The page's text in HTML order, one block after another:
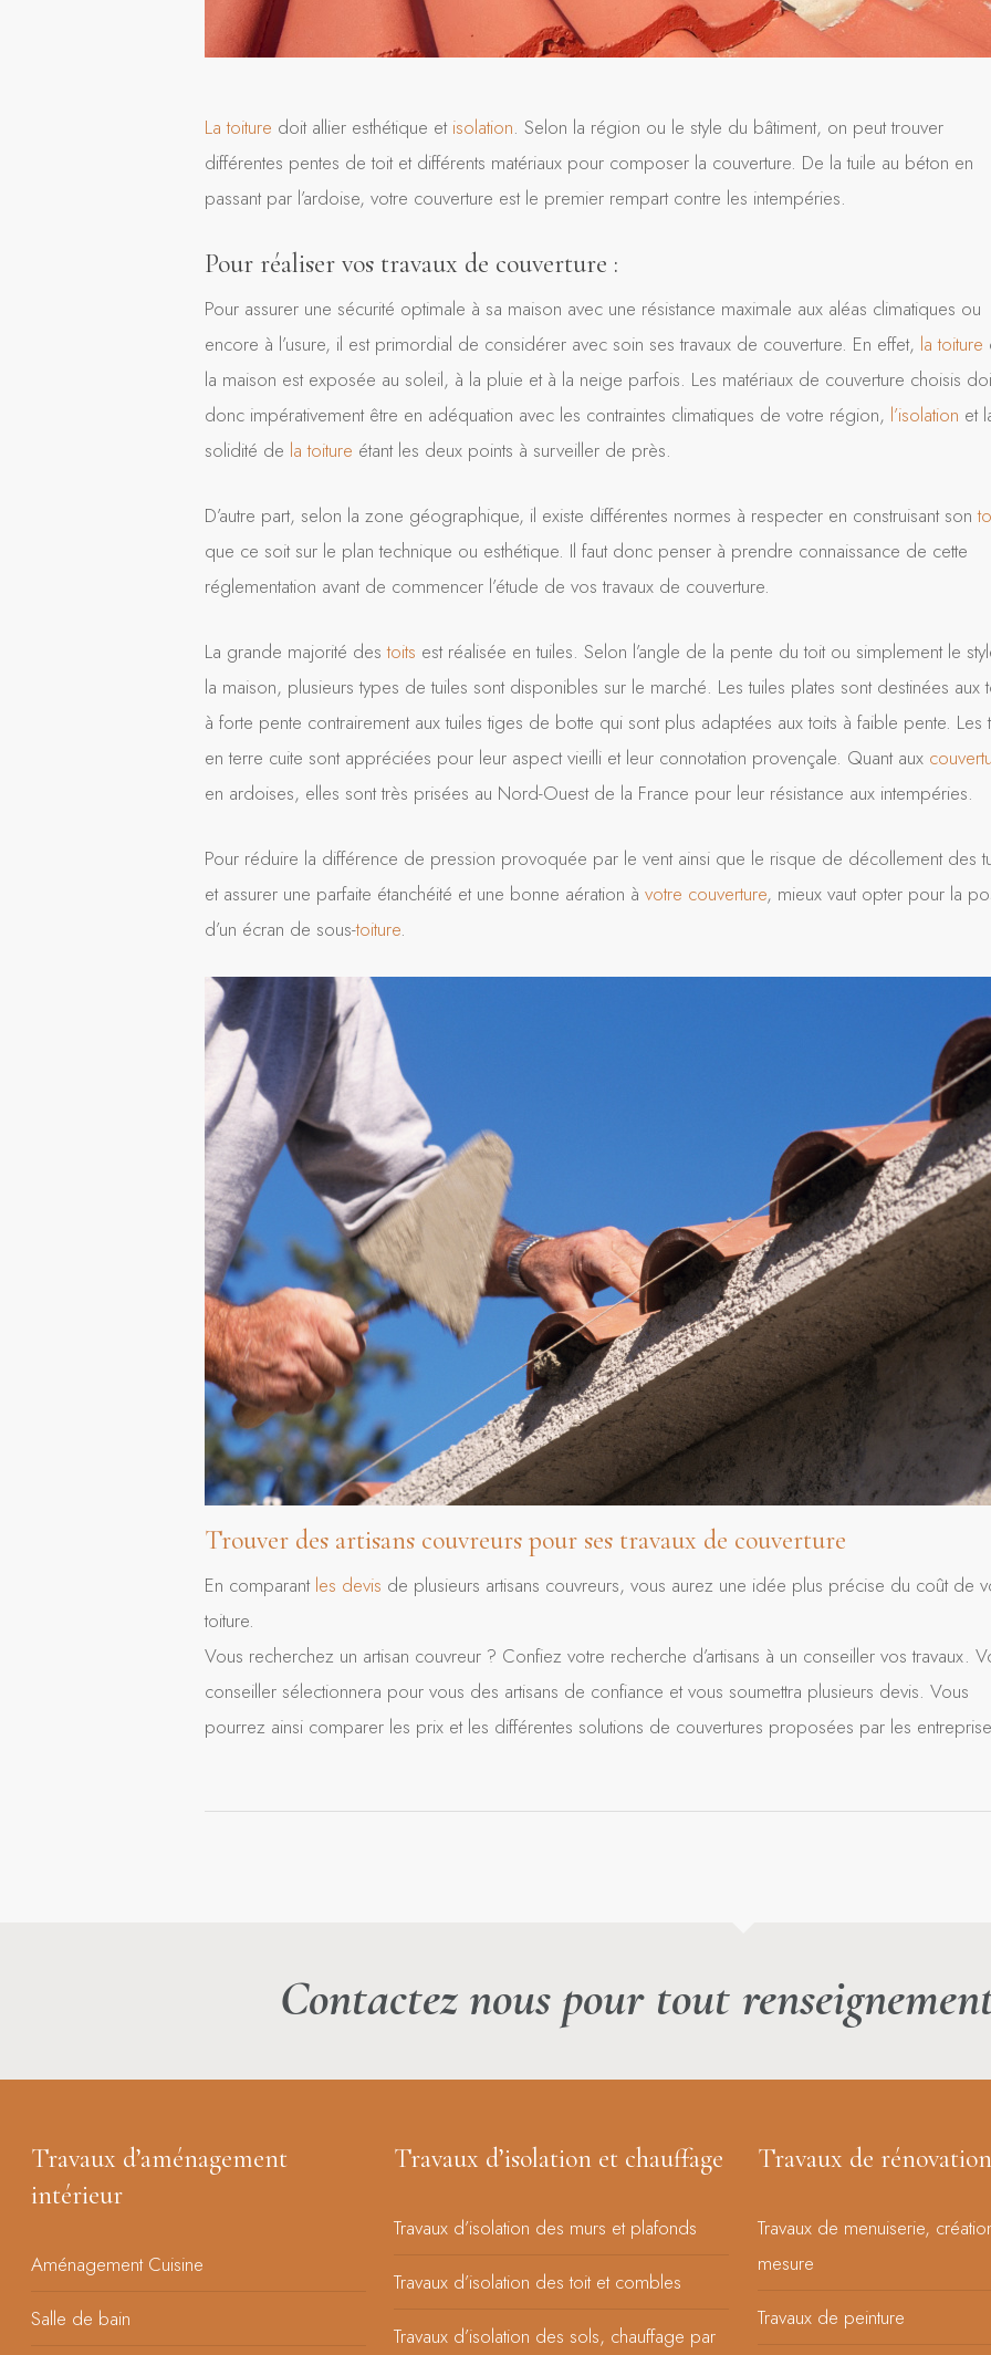
La toiture doit allier esthétique et isolation. Selon la région ou le style du bâtiment, on peut trouver
différentes pentes de toit et différents matériaux pour composer la couverture. De la tuile au béton en
passant par l’ardoise, votre couverture est le premier rempart contre les intempéries.
Pour réaliser vos travaux de couverture :
Pour assurer une sécurité optimale à sa maison avec une résistance maximale aux aléas climatiques ou
encore à l’usure, il est primordial de considérer avec soin ses travaux de couverture. En effet, la toiture
la maison est exposée au soleil, à la pluie et à la neige parfois. Les matériaux de couverture choisis
donc impérativement être en adéquation avec les contraintes climatiques de votre région, l’isolation et
solidité de la toiture étant les deux points à surveiller de près.
D’autre part, selon la zone géographique, il existe différentes normes à respecter en construisant son
que ce soit sur le plan technique ou esthétique. Il faut donc penser à prendre connaissance de cette
réglementation avant de commencer l’étude de vos travaux de couverture.
La grande majorité destoits est réalisée en tuiles. Selon l’angle de la pente du toit ou simplement le
la maison, plusieurs types de tuiles sont disponibles sur le marché. Les tuiles plates sont destinées aux
à forte pente contrairement aux tuiles tiges de botte qui sont plus adaptées aux toits à faible pente. Les
en terre cuite sont appréciées pour leur aspect vieilli et leur connotation provençale. Quant aux
en ardoises, elles sont très prisées au Nord-Ouest de la France pour leur résistance aux intempéries.
Pour réduire la différence de pression provoquée par le vent ainsi que le risque de décollement des
et assurer une parfaite étanchéité et une bonne aération à votre couverture, mieux vaut opter pour la
d’un écran de sous-toiture.
Trouver des artisans couvreurs pour ses travaux de couverture
En comparant les devis de plusieurs artisans couvreurs, vous aurez une idée plus précise du coût de
toiture.
Vous recherchez un artisan couvreur ? Confiez votre recherche d’artisans à un conseiller vos travaux.
conseiller sélectionnera pour vous des artisans de confiance et vous soumettra plusieurs devis. Vous
pourrez ainsi comparer les prix et les différentes solutions de couvertures proposées par les
Contactez nous pour tout
Travaux d’aménagement
intérieur
Aménagement Cuisine
Salle de bain
Travaux d’isolation et chauffage
Travaux d’isolation des murs et plafonds
Travaux d’isolation des toit et combles
Travaux d’isolation des sols, chauffage par
Travaux de rénovation
Travaux de menuiserie,
mesure
Travaux de peinture